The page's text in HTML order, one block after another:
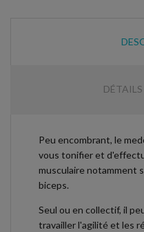
Peu encombrant, le
vous tonifier et
musculaire notamment
biceps.
Seul ou en collectif, il
travailler l'agilité et les